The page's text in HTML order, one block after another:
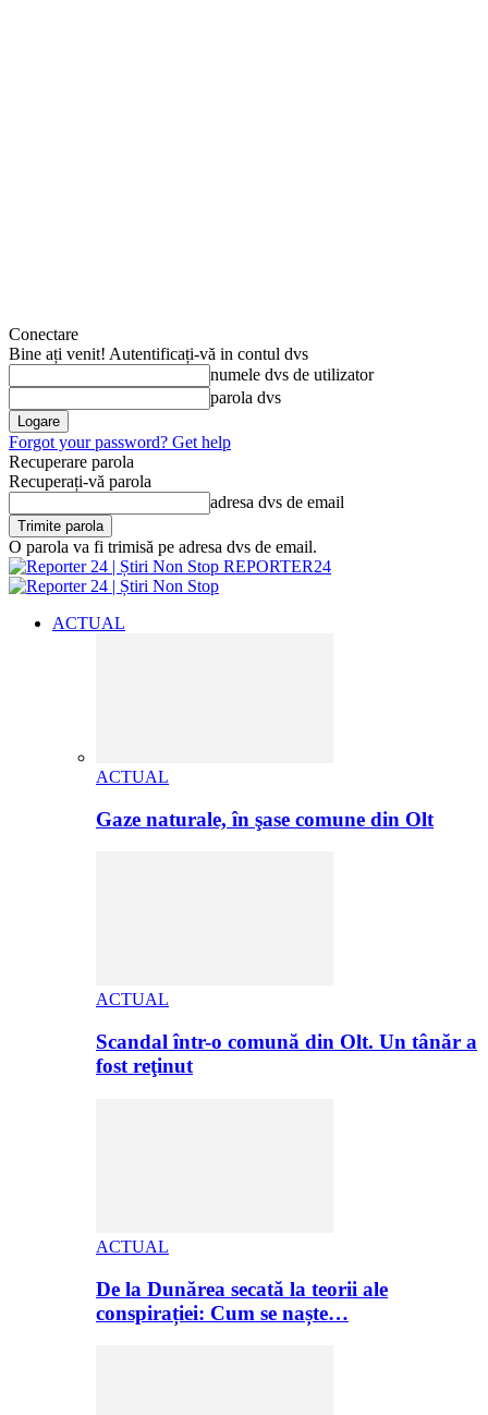
Conectare
Bine ați venit! Autentificați-vă in contul dvs
numele dvs de utilizator
parola dvs
Forgot your password? Get help
Recuperare parola
Recuperați-vă parola
adresa dvs de email
O parola va fi trimisă pe adresa dvs de email.
REPORTER24
ACTUAL
ACTUAL
Gaze naturale, în şase comune din Olt
ACTUAL
Scandal într-o comună din Olt. Un tânăr a
fost reţinut
ACTUAL
De la Dunărea secată la teorii ale
conspirației: Cum se naște…